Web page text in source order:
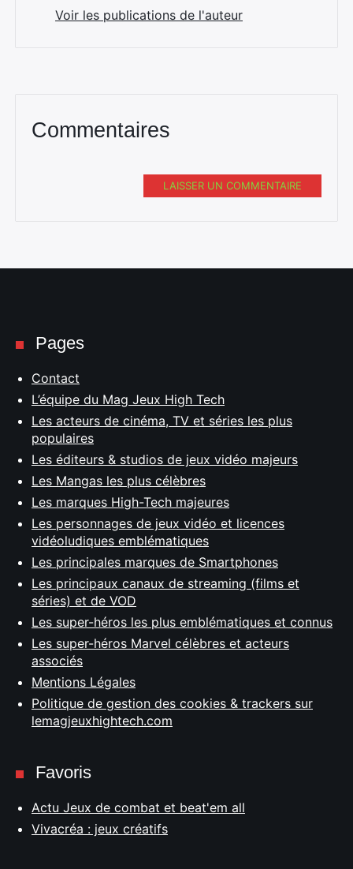
Voir les publications de l'auteur
Commentaires
LAISSER UN COMMENTAIRE
Pages
Contact
L’équipe du Mag Jeux High Tech
Les acteurs de cinéma, TV et séries les plus
populaires
Les éditeurs & studios de jeux vidéo majeurs
Les Mangas les plus célèbres
Les marques High-Tech majeures
Les personnages de jeux vidéo et licences
vidéoludiques emblématiques
Les principales marques de Smartphones
Les principaux canaux de streaming (films et
séries) et de VOD
Les super-héros les plus emblématiques et connus
Les super-héros Marvel célèbres et acteurs
associés
Mentions Légales
Politique de gestion des cookies & trackers sur
lemagjeuxhightech.com
Favoris
Actu Jeux de combat et beat'em all
Vivacréa : jeux créatifs